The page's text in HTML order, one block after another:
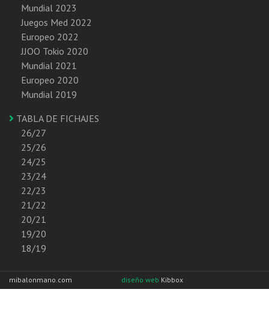
Mundial 2023
Juegos Med 2022
Europeo 2022
JJOO Tokio 2020
Mundial 2021
Europeo 2020
Mundial 2019
TABLA DE FICHAJES
26/27
25/26
24/25
23/24
22/23
21/22
20/21
19/20
18/19
mibalonmano.com diseño web Kibbox